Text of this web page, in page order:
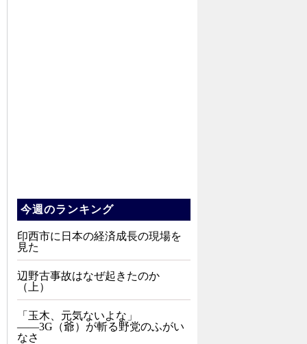
今週のランキング
印西市に日本の経済成長の現場を
見た
辺野古事故はなぜ起きたのか
（上）
「玉木、元気ないよな」
――3G（爺）が斬る野党のふがい
なさ